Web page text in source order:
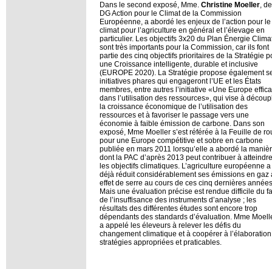
Dans le second exposé, Mme. Christine Moeller,
DG Action pour le Climat de la Commission
Européenne, a abordé les enjeux de l’action pour le
climat pour l’agriculture en général et l’élevage en
particulier. Les objectifs 3x20 du Plan Énergie
sont très importants pour la Commission, car ils font
partie des cinq objectifs prioritaires de la Stratégie
une Croissance intelligente, durable et inclusive
(EUROPE 2020). La Stratégie propose également
initiatives phares qui engageront l’UE et les États
membres, entre autres l’initiative «Une Europe
dans l’utilisation des ressources», qui vise à
la croissance économique de l’utilisation des
ressources et à favoriser le passage vers une
économie à faible émission de carbone. Dans son
exposé, Mme Moeller s’est référée à la Feuille de
pour une Europe compétitive et sobre en carbone
publiée en mars 2011 lorsqu’elle a abordé la
dont la PAC d’après 2013 peut contribuer à atteindre
les objectifs climatiques. L’agriculture européenne a
déjà réduit considérablement ses émissions en gaz
effet de serre au cours de ces cinq dernières
Mais une évaluation précise est rendue difficile du
de l’insuffisance des instruments d’analyse ; les
résultats des différentes études sont encore trop
dépendants des standards d’évaluation. Mme
a appelé les éleveurs à relever les défis du
changement climatique et à coopérer à
stratégies appropriées et praticables.